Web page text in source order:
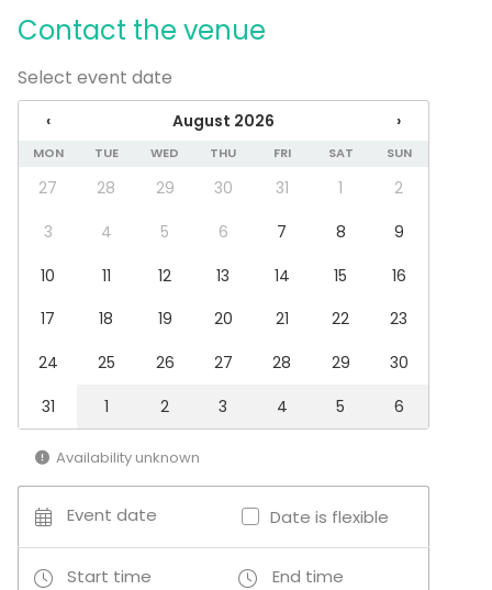
Contact the venue
Select event date
‹ August 2026 ›
MON TUE WED THU FRI SAT SUN
27 28 29 30 31 1
2
3
4 5 6 7 8
9
10
11 12 13 14 15
16
17
18 19 20 21 22
23
24
25 26 27 28 29
30
31
1 2 3 4 5 6
Availability unknown
Event date Date is flexible
Start time End time